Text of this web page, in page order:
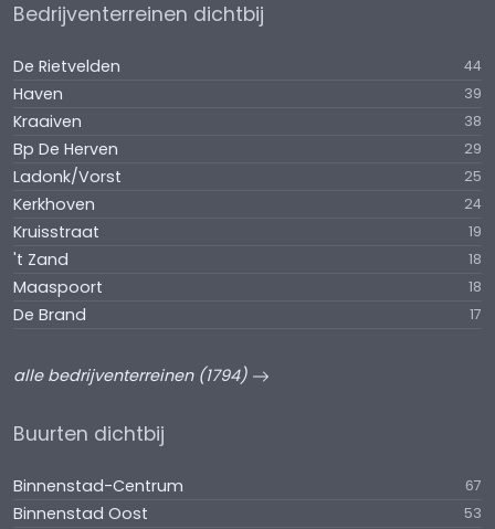
Bedrijventerreinen dichtbij
De Rietvelden 44
Haven 39
Kraaiven 38
Bp De Herven 29
Ladonk/Vorst 25
Kerkhoven 24
Kruisstraat 19
't Zand 18
Maaspoort 18
De Brand 17
alle bedrijventerreinen (1794)
Buurten dichtbij
Binnenstad-Centrum 67
Binnenstad Oost 53